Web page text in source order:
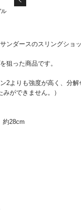
ンダースのスリングショッ
狙った商品です。
2よりも強度が高く、分
みができません。）
28cm